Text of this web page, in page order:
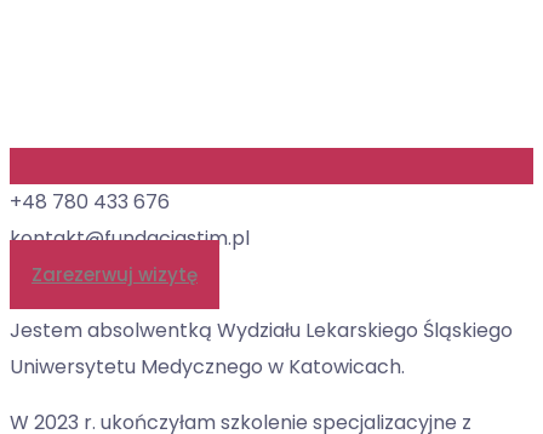
+48 780 433 676
kontakt@fundacjastim.pl
Zarezerwuj wizytę
Jestem absolwentką Wydziału Lekarskiego Śląskiego
Uniwersytetu Medycznego w Katowicach.
W 2023 r. ukończyłam szkolenie specjalizacyjne z